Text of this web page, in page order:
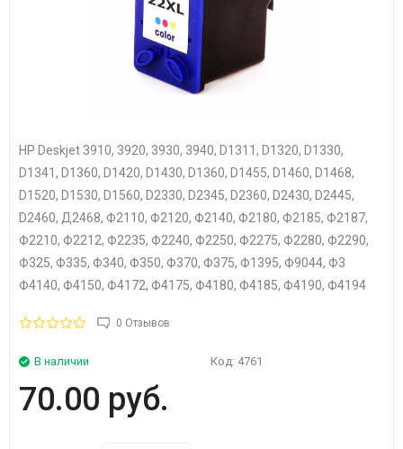
HP Deskjet 3910, 3920, 3930, 3940, D1311, D1320, D1330,
D1341, D1360, D1420, D1430, D1360, D1455, D1460, D1468,
D1520, D1530, D1560, D2330, D2345, D2360, D2430, D2445,
D2460, Д2468, Ф2110, Ф2120, Ф2140, Ф2180, Ф2185, Ф2187,
Ф2210, Ф2212, Ф2235, Ф2240, Ф2250, Ф2275, Ф2280, Ф2290,
Ф325, Ф335, Ф340, Ф350, Ф370, Ф375, Ф1395, Ф9044, Ф3
Ф4140, Ф4150, Ф4172, Ф4175, Ф4180, Ф4185, Ф4190, Ф4194
0 Отзывов
В наличии Код: 4761
70.00 руб.